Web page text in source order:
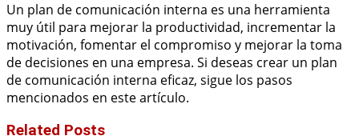
Un plan de comunicación interna es una herramienta
muy útil para mejorar la productividad, incrementar la
motivación, fomentar el compromiso y mejorar la toma
de decisiones en una empresa. Si deseas crear un plan
de comunicación interna eficaz, sigue los pasos
mencionados en este artículo.
Related Posts